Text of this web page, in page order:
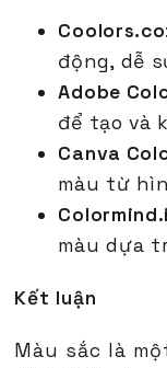
Coolors.co
động, dễ
Adobe
để tạo và
Canva
màu từ
màu dựa
Kết luận
Màu sắc là